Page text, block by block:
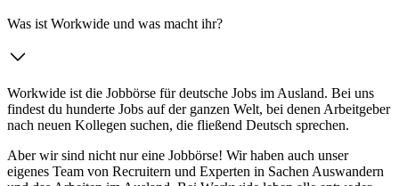
Was ist Workwide und was macht ihr?
Workwide ist die Jobbörse für deutsche Jobs im Ausland. Bei uns
findest du hunderte Jobs auf der ganzen Welt, bei denen Arbeitgeber
nach neuen Kollegen suchen, die fließend Deutsch sprechen.
Aber wir sind nicht nur eine Jobbörse! Wir haben auch unser
eigenes Team von Recruitern und Experten in Sachen Auswandern